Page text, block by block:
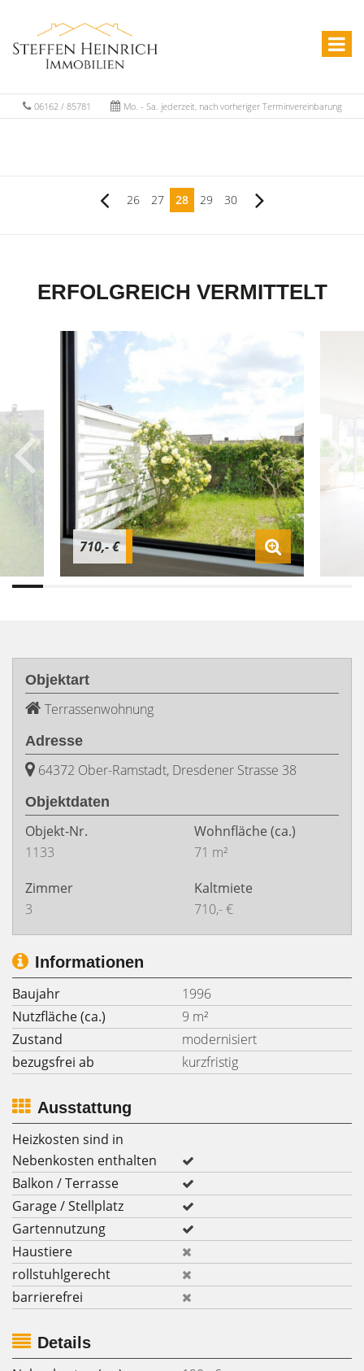
06162 / 85781 Mo. - Sa. jederzeit, nach vorheriger Terminvereinbarung
26 27 28 29 30
ERFOLGREICH VERMITTELT
710,- €
Objektart
Terrassenwohnung
Adresse
64372 Ober-Ramstadt, Dresdener Strasse 38
Objektdaten
Objekt-Nr.
1133
Wohnfläche (ca.)
71 m²
Zimmer
3
Kaltmiete
710,- €
Informationen
Baujahr
1996
Nutzfläche (ca.)
9 m²
Zustand
modernisiert
bezugsfrei ab
kurzfristig
Ausstattung
Heizkosten sind in
Nebenkosten enthalten
Balkon / Terrasse
Garage / Stellplatz
Gartennutzung
Haustiere
rollstuhlgerecht
barrierefrei
Details